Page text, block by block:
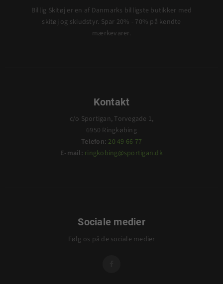
Billig Skitøj er en af Danmarks billigste butikker med
skitøj og skiudstyr. Spar 20% - 70% på kendte
mærkevarer.
Kontakt
c/o Sportigan, Torvegade 1,
6950 Ringkøbing
Telefon: 20 49 66 77
E-mail: ringkobing@sportigan.dk
Sociale medier
Følg os på de sociale medier